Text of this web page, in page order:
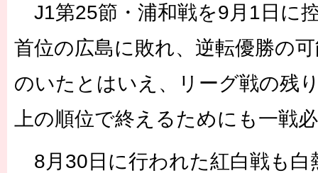
J1第25節・浦和戦を9月1日に
首位の広島に敗れ、逆転優勝の
のいたとはいえ、リーグ戦の残
上の順位で終えるためにも一戦
8月30日に行われた紅白戦も白